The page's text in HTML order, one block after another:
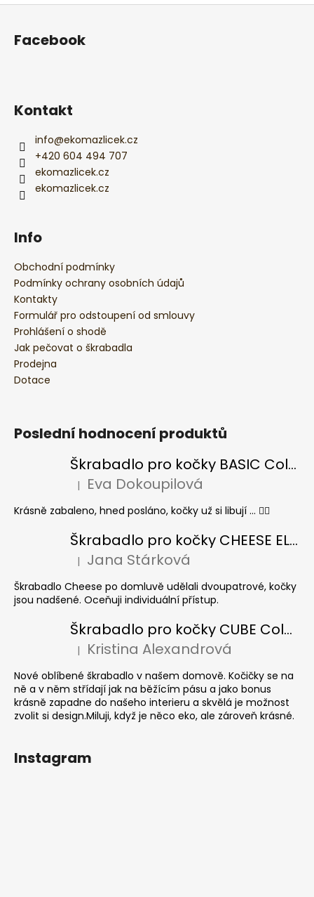
Z
Facebook
Kontakt
info@ekomazlicek.cz
+420 604 494 707
ekomazlicek.cz
ekomazlicek.cz
Info
Obchodní podmínky
Podmínky ochrany osobních údajů
Kontakty
Formulář pro odstoupení od smlouvy
Prohlášení o shodě
Jak pečovat o škrabadla
Prodejna
Dotace
Poslední hodnocení produktů
Škrabadlo pro kočky BASIC Colour
Hodnocení produktu je 5 z 5 hvězdiček.
| Eva Dokoupilová
Krásně zabaleno, hned posláno, kočky už si libují ... 👍🏻
Škrabadlo pro kočky CHEESE ELIPSE colour
Hodnocení produktu je 5 z 5 hvězdiček.
| Jana Stárková
Škrabadlo Cheese po domluvě udělali dvoupatrové, kočky
jsou nadšené. Oceňuji individuální přístup.
Škrabadlo pro kočky CUBE Colour
Hodnocení produktu je 5 z 5 hvězdiček.
| Kristina Alexandrová
Nové oblíbené škrabadlo v našem domově. Kočičky se na
ně a v něm střídají jak na běžícím pásu a jako bonus
krásně zapadne do našeho interieru a skvělá je možnost
zvolit si design.Miluji, když je něco eko, ale zároveň krásné.
Instagram